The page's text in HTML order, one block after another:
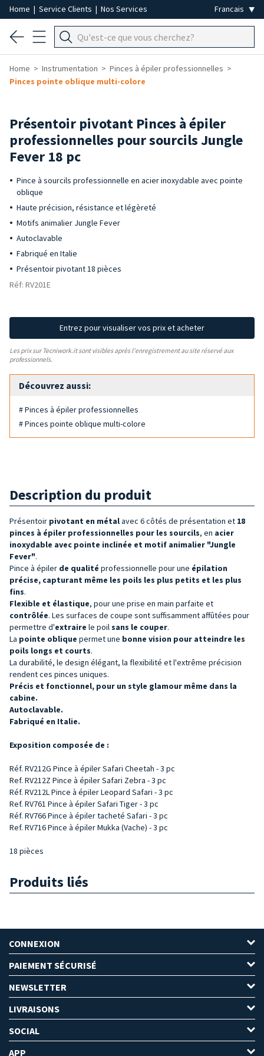
Home | Service Clients | Nos Services
Home Instrumentation
Pinces à épiler professionnelles
Pinces pointe oblique multi-colore
Présentoir pivotant Pinces à épiler
professionnelles pour sourcils Jungle
Fever 18 pc
Pince à sourcils professionnelle en acier inoxydable avec pointe
oblique
Haute précision, résistance et légèreté
Motifs animalier Jungle Fever
Autoclavable
Fabriqué en Italie
Présentoir pivotant 18 pièces
Réf: RV201E
Entrez pour visualiser vos prix et acheter
Les prix sur Tecniwork.it sont visibles après l'enregistrement au site réservé aux
professionnels.
Découvrez aussi:
# Pinces à épiler professionnelles
# Pinces pointe oblique multi-colore
Description du produit
Présentoir pivotant en métalavec 6 côtés de présentation et 18
pinces à épiler professionnelles pour les sourcils, en acier
inoxydable avec pointe inclinée et motif animalier "Jungle
Fever".
Pince à épiler de qualité professionnelle pour une épilation
précise, capturant même les poils les plus petits et les plus
fins.
Flexible et élastique, pour une prise en main parfaite et
contrôlée. Les surfaces de coupe sont suffisamment affûtées pour
permettre d'extraire le poil sans le couper.
La pointe oblique permet une bonne vision pour atteindre les
poils longs et courts.
La durabilité, le design élégant, la flexibilité et l'extrême précision
rendent ces pinces uniques.
Précis et fonctionnel, pour un style glamour même dans la
cabine.
Autoclavable.
Fabriqué en Italie.
Exposition composée de :
Réf. RV212G Pince à épiler Safari Cheetah - 3 pc
Ref. RV212Z Pince à épiler Safari Zebra - 3 pc
Réf. RV212L Pince à épiler Leopard Safari - 3 pc
Ref. RV761 Pince à épiler Safari Tiger - 3 pc
Réf. RV766 Pince à épiler tacheté Safari - 3 pc
Ref. RV716 Pince à épiler Mukka (Vache) - 3 pc
18 pièces
Produits liés
CONNEXION
PAIEMENT SÉCURISÉ
NEWSLETTER
LIVRAISONS
SOCIAL
APP